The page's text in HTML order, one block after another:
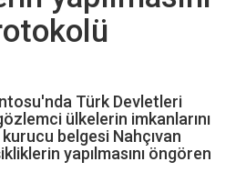
Türk Devletleri
ülkelerin imkanlarını
belgesi Nahçıvan
yapılmasını öngören